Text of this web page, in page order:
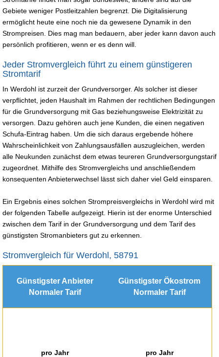
Gebiete weniger Postleitzahlen begrenzt. Die Digitalisierung
ermöglicht heute eine noch nie da gewesene Dynamik in den
Strompreisen. Dies mag man bedauern, aber jeder kann davon auch
persönlich profitieren, wenn er es denn will.
Jeder Stromvergleich führt zu einem günstigeren
Stromtarif
In Werdohl ist zurzeit der Grundversorger. Als solcher ist dieser
verpflichtet, jeden Haushalt im Rahmen der rechtlichen Bedingungen
für die Grundversorgung mit Gas beziehungsweise Elektrizität zu
versorgen. Dazu gehören auch jene Kunden, die einen negativen
Schufa-Eintrag haben. Um die sich daraus ergebende höhere
Wahrscheinlichkeit von Zahlungsausfällen auszugleichen, werden
alle Neukunden zunächst dem etwas teureren Grundversorgungstarif
zugeordnet. Mithilfe des Stromvergleichs und anschließendem
konsequenten Anbieterwechsel lässt sich daher viel Geld einsparen.
Ein Ergebnis eines solchen Strompreisvergleichs in Werdohl wird mit
der folgenden Tabelle aufgezeigt. Hierin ist der enorme Unterschied
zwischen dem Tarif in der Grundversorgung und dem Tarif des
günstigsten Stromanbieters gut zu erkennen.
Stromvergleich für Werdohl, 58791
Günstigster Anbieter
Normaler Tarif
Günstigster Ökostrom
Normaler Tarif
pro Jahr pro Jahr